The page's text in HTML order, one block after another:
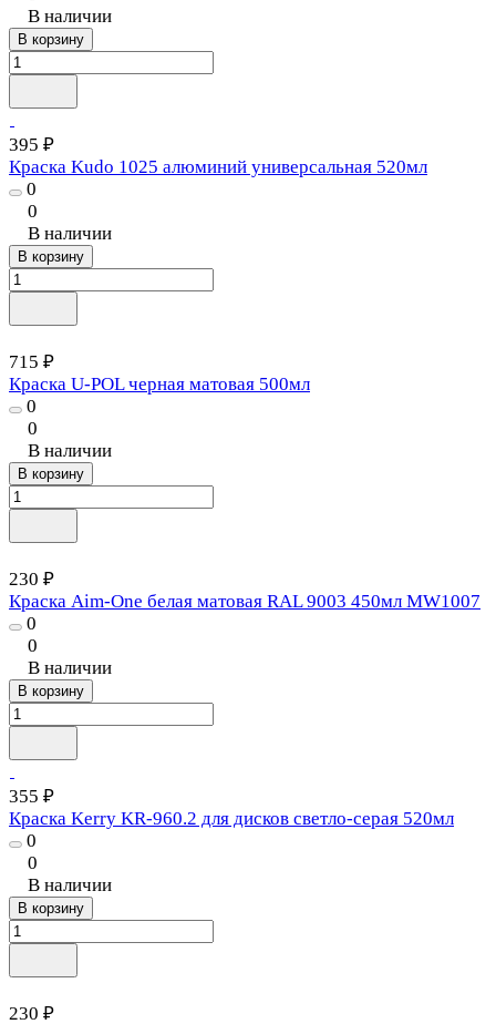
В наличии
В корзину
395 ₽
Краска Kudo 1025 алюминий универсальная 520мл
0
0
В наличии
В корзину
715 ₽
Краска U-POL черная матовая 500мл
0
0
В наличии
В корзину
230 ₽
Краска Aim-One белая матовая RAL 9003 450мл MW1007
0
0
В наличии
В корзину
355 ₽
Краска Kerry KR-960.2 для дисков светло-серая 520мл
0
0
В наличии
В корзину
230 ₽